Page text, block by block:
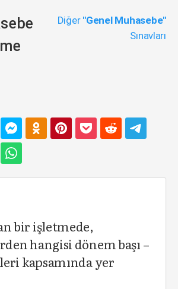
Diğer "Genel Muhasebe"
Sınavları
bir işletmede,
hangisi dönem başı –
kapsamında yer